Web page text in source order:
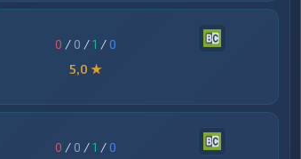
0 / 0 /1 /0
5,0 ★
0 / 0 /1 /0